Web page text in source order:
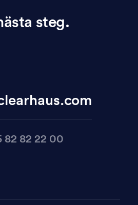
steg.
82 82 22 00